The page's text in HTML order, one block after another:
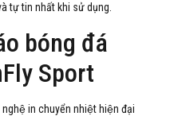
tự tin nhất khi sử dụng.
bóng đá
Sport
in chuyển nhiệt hiện đại